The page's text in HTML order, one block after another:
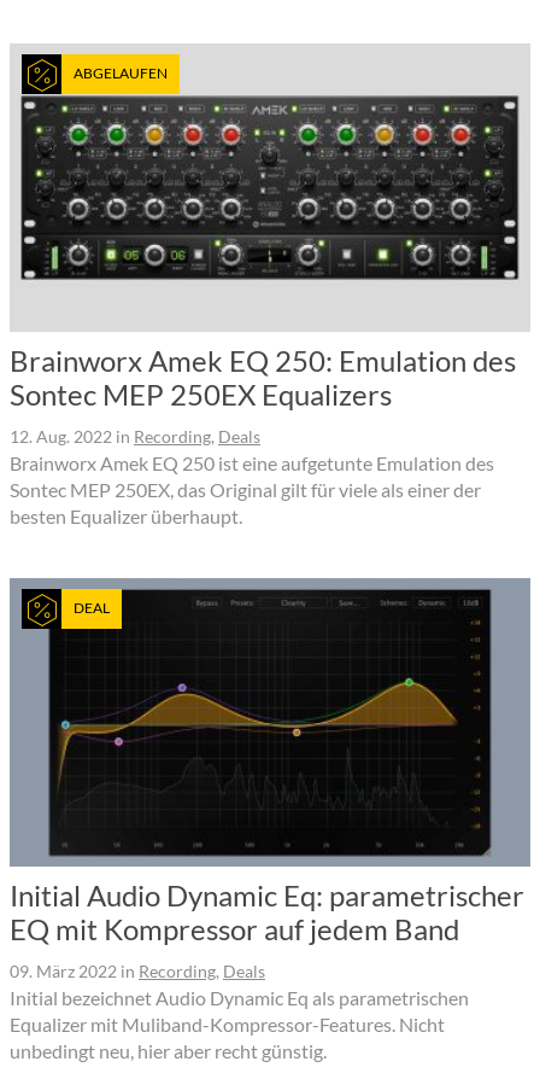
ABGELAUFEN
Brainworx Amek EQ 250: Emulation des
Sontec MEP 250EX Equalizers
12. Aug. 2022 in Recording, Deals
Brainworx Amek EQ 250 ist eine aufgetunte Emulation des
Sontec MEP 250EX, das Original gilt für viele als einer der
besten Equalizer überhaupt.
DEAL
Initial Audio Dynamic Eq: parametrischer
EQ mit Kompressor auf jedem Band
09. März 2022 in Recording, Deals
Initial bezeichnet Audio Dynamic Eq als parametrischen
Equalizer mit Muliband-Kompressor-Features. Nicht
unbedingt neu, hier aber recht günstig.